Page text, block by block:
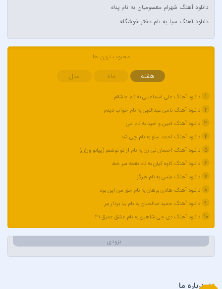
آراز نصیری
آراکوم
آران
آران، مُوِرس و وینتِرس
آرتا
آرتا اسدی
آرتا و سارن
آرتام
آرتبن بهادری
آرتين شاهوران
آرتین بهادری
آرتین سلیمانی
آردا
آرسام
آرش AP
دانلود آهنگ شهرام معصومیان به نام پناه
دانلود آهنگ سیا به نام دختر خوشگله
محبوب ترین ها
هفته ماه سال
1 دانلود آهنگ علی اسماعیلی به نام عاشقم
2 دانلود آهنگ نامی عبداللهی به نام خواب دیدم
3 دانلود آهنگ امین و امید به نام می
4 دانلود آهنگ احمد سلو به نام چی شد
5 دانلود آهنگ احسان نی زن به نام از تو نوشتم (پیانو ورژن)
6 دانلود آهنگ کاوه کیان به نام نقطه سر خط
7 دانلود آهنگ منس به نام هرگز
8 دانلود آهنگ هادی برهان به نام حق من این بود
9 دانلود آهنگ حمید صالحیان به نام بیا بردار ببر
10 دانلود آهنگ دی جی شاهین به نام عشق عمیق 31
بزودی …
درباره ما